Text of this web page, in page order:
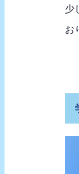
少
お